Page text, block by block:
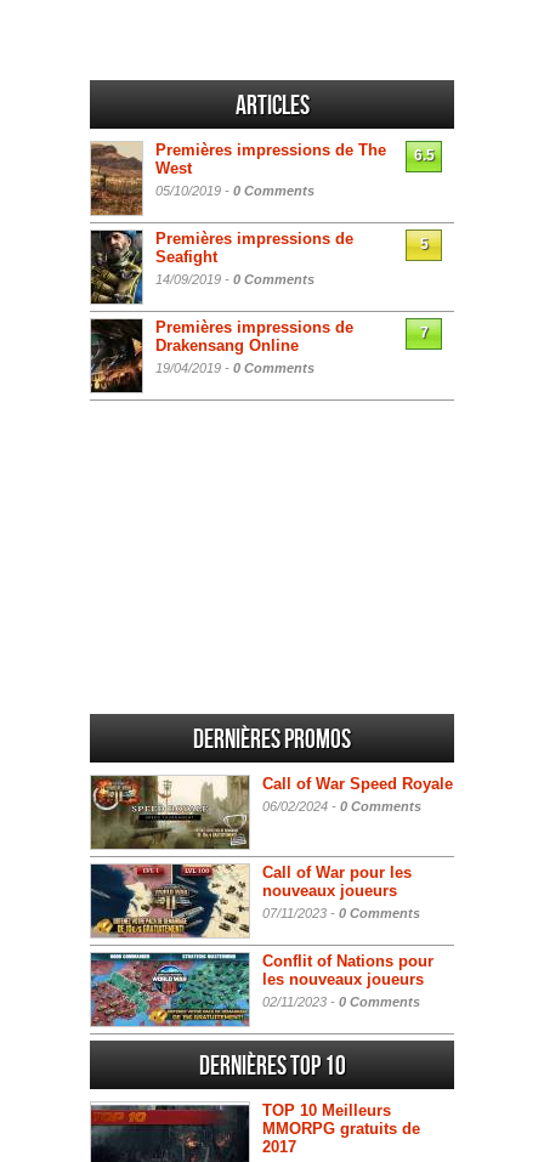
Articles
Premières impressions de The
West
05/10/2019 - 0 Comments
6.5
Premières impressions de
Seafight
14/09/2019 - 0 Comments
5
Premières impressions de
Drakensang Online
19/04/2019 - 0 Comments
7
Dernières promos
Call of War Speed Royale
06/02/2024 - 0 Comments
Call of War pour les
nouveaux joueurs
07/11/2023 - 0 Comments
Conflit of Nations pour
les nouveaux joueurs
02/11/2023 - 0 Comments
Dernières Top 10
TOP 10 Meilleurs
MMORPG gratuits de
2017